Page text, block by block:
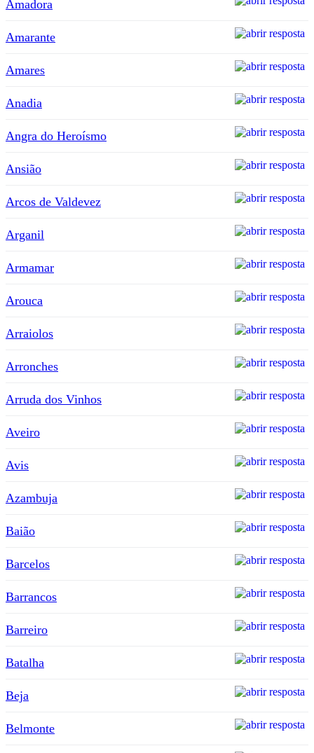
Amadora
Amarante
Amares
Anadia
Angra do Heroísmo
Ansião
Arcos de Valdevez
Arganil
Armamar
Arouca
Arraiolos
Arronches
Arruda dos Vinhos
Aveiro
Avis
Azambuja
Baião
Barcelos
Barrancos
Barreiro
Batalha
Beja
Belmonte